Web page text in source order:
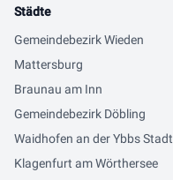
Städte
Gemeindebezirk Wieden
Mattersburg
Braunau am Inn
Gemeindebezirk Döbling
Waidhofen an der Ybbs Stadt
Klagenfurt am Wörthersee